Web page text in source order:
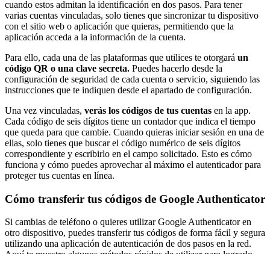
cuando estos admitan la identificación en dos pasos. Para tener
varias cuentas vinculadas, solo tienes que sincronizar tu dispositivo
con el sitio web o aplicación que quieras, permitiendo que la
aplicación acceda a la información de la cuenta.
Para ello, cada una de las plataformas que utilices te otorgará un
código QR o una clave secreta. Puedes hacerlo desde la
configuración de seguridad de cada cuenta o servicio, siguiendo las
instrucciones que te indiquen desde el apartado de configuración.
Una vez vinculadas, verás los códigos de tus cuentas en la app.
Cada código de seis dígitos tiene un contador que indica el tiempo
que queda para que cambie. Cuando quieras iniciar sesión en una de
ellas, solo tienes que buscar el código numérico de seis dígitos
correspondiente y escribirlo en el campo solicitado. Esto es cómo
funciona y cómo puedes aprovechar al máximo el autenticador para
proteger tus cuentas en línea.
Cómo transferir tus códigos de Google Authenticator
Si cambias de teléfono o quieres utilizar Google Authenticator en
otro dispositivo, puedes transferir tus códigos de forma fácil y segura
utilizando una aplicación de autenticación de dos pasos en la red.